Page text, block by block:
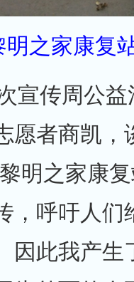
明之家康复
宣传周公益
愿者商凯，
明之家康
，呼吁人们
因此我产生